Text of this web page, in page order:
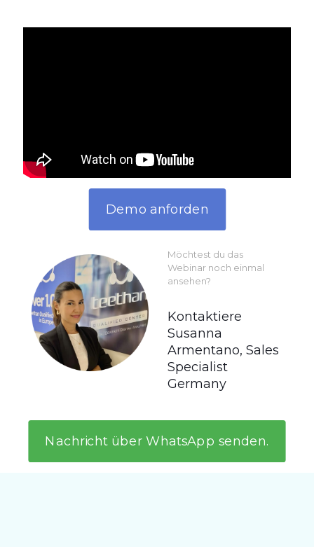
Demo anforden
Möchtest du das
Webinar noch einmal
ansehen?
Kontaktiere
Susanna
Armentano, Sales
Specialist
Germany
Nachricht über WhatsApp senden.